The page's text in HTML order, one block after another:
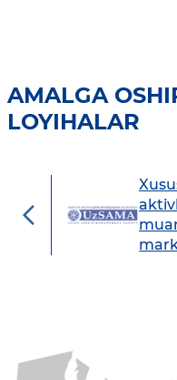
AMALGA
LOYIHALAR